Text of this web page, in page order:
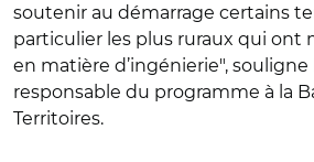
soutenir au démarrage certains
particulier les plus ruraux qui ont
en matière d’ingénierie", souligne
responsable du programme à la
Territoires.